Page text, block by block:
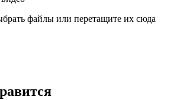
файлы или перетащите их сюда